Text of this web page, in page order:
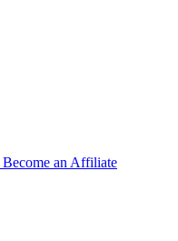
Become an Affiliate